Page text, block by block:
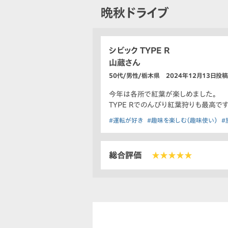
晩秋ドライブ
シビック TYPE R
山蔵さん
50代/男性/栃木県 2024年12月13日投稿
今年は各所で紅葉が楽しめました。
TYPE Rでのんびり紅葉狩りも最高です
#運転が好き #趣味を楽しむ（趣味使い） #
総合評価 ★★★★★